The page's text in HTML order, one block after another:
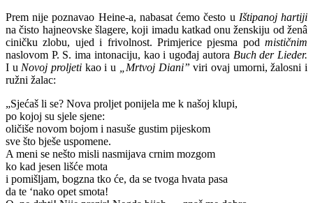
Prem nije poznavao Heine-a, nabasat ćemo često u Ištipanoj hartiji
na čisto hajneovske šlagere, koji imadu katkad onu ženskiju od ženâ
ciničku zlobu, ujed i frivolnost. Primjerice pjesma pod mističnim
naslovom P. S. ima intonaciju, kao i ugođaj autora Buch der Lieder.
I u Novoj proljeti kao i u „Mrtvoj Diani” viri ovaj umorni, žalosni i
ružni žalac:
„Sjećaš li se? Nova proljet ponijela me k našoj klupi,
po kojoj su sjele sjene:
oličiše novom bojom i nasuše gustim pijeskom
sve što bješe uspomene.
A meni se nešto misli nasmijava crnim mozgom
ko kad jesen lišće mota
i pomišljam, bogzna tko će, da se tvoga hvata pasa
da te ‘nako opet smota!